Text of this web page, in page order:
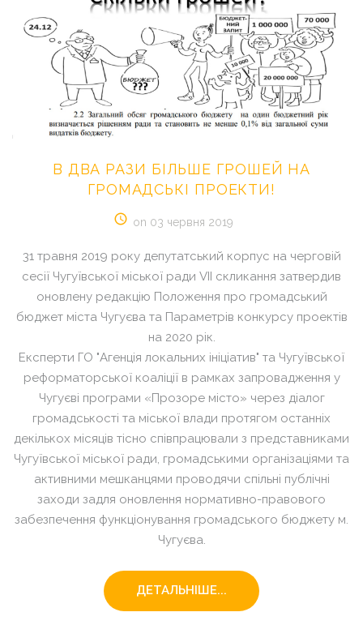
В ДВА РАЗИ БІЛЬШЕ ГРОШЕЙ НА
ГРОМАДСЬКІ ПРОЕКТИ!
on 03 червня 2019
31 травня 2019 року депутатський корпус на черговій
сесії Чугуївської міської ради VІІ скликання затвердив
оновлену редакцію Положення про громадський
бюджет міста Чугуєва та Параметрів конкурсу проектів
на 2020 рік.
Експерти ГО "Агенція локальних ініціатив" та Чугуївської
реформаторської коаліції в рамках запровадження у
Чугуєві програми «Прозоре місто» через діалог
громадськості та міської влади протягом останніх
декількох місяців тісно співпрацювали з представниками
Чугуївської міської ради, громадськими організаціями та
активними мешканцями проводячи спільні публічні
заходи задля оновлення нормативно-правового
забезпечення функціонування громадського бюджету м.
Чугуєва.
ДЕТАЛЬНІШЕ...